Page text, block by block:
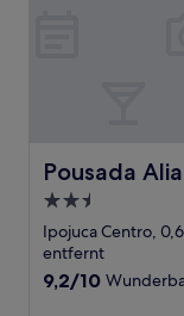
Pousada
Pousada Aliança
2.5-
Sterne-
Unterkunft
Ipojuca Centro,
entfernt
9.2
9,2/10